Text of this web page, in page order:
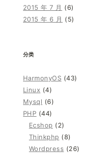
2015 年 7 月 (6)
2015 年 6 月 (5)
分类
HarmonyOS (43)
Linux (4)
Mysql (6)
PHP (44)
Ecshop (2)
Thinkphp (8)
Wordpress (26)